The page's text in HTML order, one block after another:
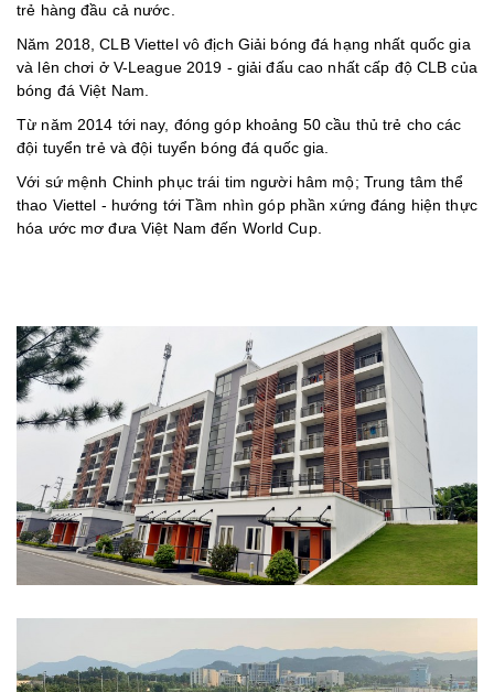
trẻ hàng đầu cả nước.
Năm 2018, CLB Viettel vô địch Giải bóng đá hạng nhất quốc gia
và lên chơi ở V-League 2019 - giải đấu cao nhất cấp độ CLB của
bóng đá Việt Nam.
Từ năm 2014 tới nay, đóng góp khoảng 50 cầu thủ trẻ cho các
đội tuyển trẻ và đội tuyển bóng đá quốc gia.
Với sứ mệnh Chinh phục trái tim người hâm mộ; Trung tâm thể
thao Viettel - hướng tới Tầm nhìn góp phần xứng đáng hiện thực
hóa ước mơ đưa Việt Nam đến World Cup.